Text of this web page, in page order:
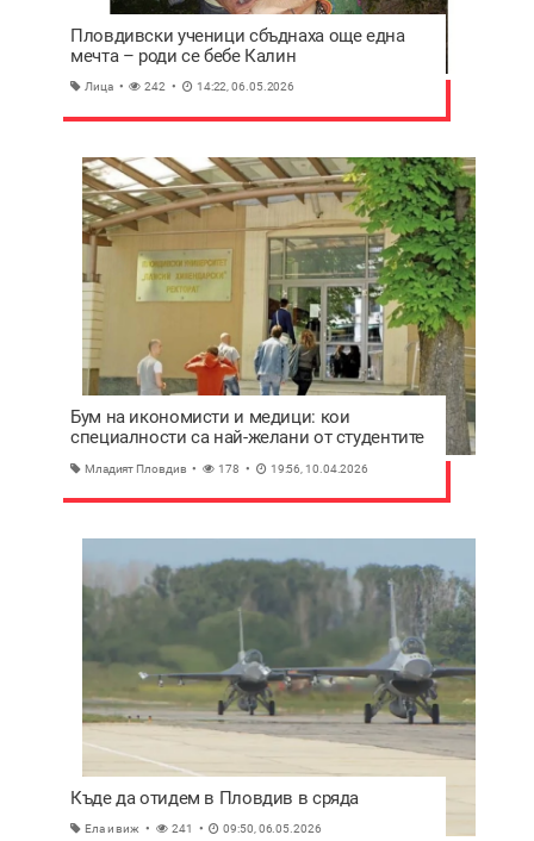
Пловдивски ученици сбъднаха още една
мечта – роди се бебе Калин
Лица 242 14:22, 06.05.2026
Бум на икономисти и медици: кои
специалности са най-желани от студентите
Младият Пловдив 178 19:56, 10.04.2026
Къде да отидем в Пловдив в сряда
Ела и виж 241 09:50, 06.05.2026